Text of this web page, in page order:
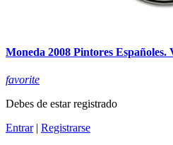
Moneda 2008 Pintores Españoles.
favorite
Debes de estar registrado
Entrar| Registrarse